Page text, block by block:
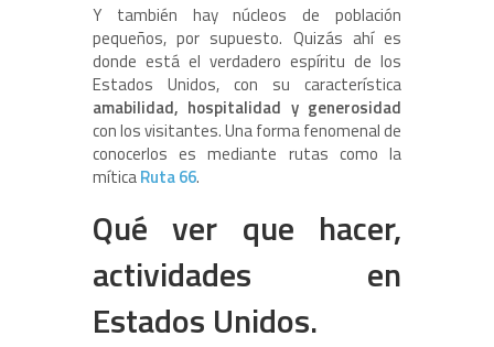
Y también hay núcleos de población
pequeños, por supuesto. Quizás ahí es
donde está el verdadero espíritu de los
Estados Unidos, con su característica
amabilidad, hospitalidad y generosidad
con los visitantes. Una forma fenomenal de
conocerlos es mediante rutas como la
míticaRuta 66.
Qué ver que hacer,
actividades en
Estados Unidos.